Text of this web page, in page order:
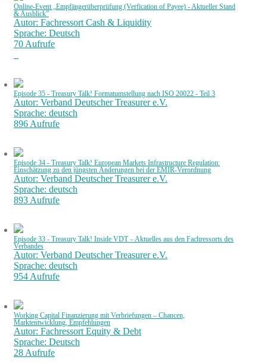
Online-Event „Empfängerüberprüfung (Verfication of Payee) - Aktueller Stand
& Ausblick”
Autor: Fachressort Cash & Liquidity
Sprache: Deutsch
70 Aufrufe
Episode 35 - Treasury Talk! Formatumstellung nach ISO 20022 - Teil 3
Autor: Verband Deutscher Treasurer e.V.
Sprache: deutsch
896 Aufrufe
Episode 34 - Treasury Talk! European Markets Infrastructure Regulation:
Einschätzung zu den jüngsten Änderungen bei der EMIR-Verordnung
Autor: Verband Deutscher Treasurer e.V.
Sprache: deutsch
893 Aufrufe
Episode 33 - Treasury Talk! Inside VDT – Aktuelles aus den Fachressorts des
Verbandes
Autor: Verband Deutscher Treasurer e.V.
Sprache: deutsch
954 Aufrufe
Working Capital Finanzierung mit Verbriefungen – Chancen,
Marktentwicklung, Empfehlungen
Autor: Fachressort Equity & Debt
Sprache: Deutsch
28 Aufrufe